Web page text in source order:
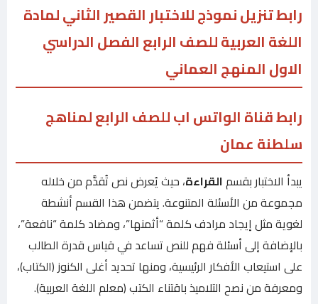
رابط تنزيل نموذج للاختبار القصير الثاني لمادة
اللغة العربية للصف الرابع الفصل الدراسي
الاول المنهج العماني
رابط قناة الواتس اب للصف الرابع لمناهج
سلطنة عمان
يبدأ الاختبار بقسمالقراءة، حيث يُعرض نص تُقدَّم من خلاله
مجموعة من الأسئلة المتنوعة. يتضمن هذا القسم أنشطة
لغوية مثل إيجاد مرادف كلمة “أثمنها”، ومضاد كلمة “نافعة”،
بالإضافة إلى أسئلة فهم للنص تساعد في قياس قدرة الطالب
على استيعاب الأفكار الرئيسية، ومنها تحديد أغلى الكنوز (الكتاب)،
ومعرفة من نصح التلاميذ باقتناء الكتب (معلم اللغة العربية).